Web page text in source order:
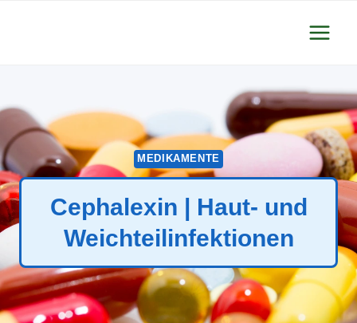
MEDIKAMENTE
Cephalexin | Haut- und
Weichteilinfektionen